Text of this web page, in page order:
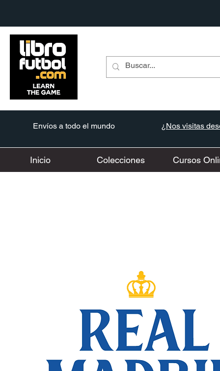
Envíos a todo el mundo ¿Nos visitas
Inicio Colecciones Cursos